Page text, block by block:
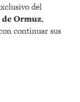
del
Ormuz,
continuar sus